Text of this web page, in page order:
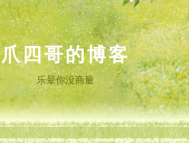
爪四哥的博客
乐晕你没商量